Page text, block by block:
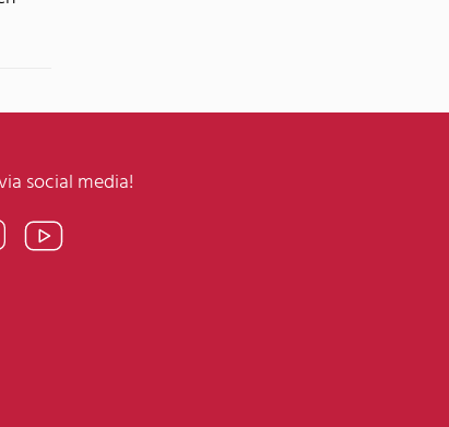
social media!